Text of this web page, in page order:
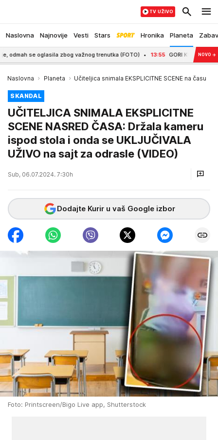
Naslovna Najnovije Vesti Stars Hronika Planeta
TV UŽIVO
se oglasila zbog važnog trenutka (FOTO) 13:55 GORI KUĆA U NOVO →
Naslovna Planeta Učiteljica snimala EKSPLICITNE SCENE na času
SKANDAL
UČITELJICA SNIMALA EKSPLICITNE
SCENE NASRED ČASA: Držala kameru
ispod stola i onda se UKLJUČIVALA
UŽIVO na sajt za odrasle (VIDEO)
Sub, 06.07.2024. 7:30h
Dodajte Kurir u vaš Google izbor
Foto: Printscreen/Bigo Live app, Shutterstock